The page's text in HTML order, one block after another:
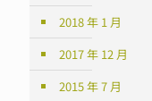
2018 年 1 月
2017 年 12 月
2015 年 7 月